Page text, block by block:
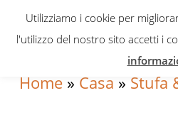
Skip
navigation
Skip
Skip
sidebar
Home » Casa » Stufa
Utilizziamo i cookie per
l'utilizzo del nostro sito accetti i